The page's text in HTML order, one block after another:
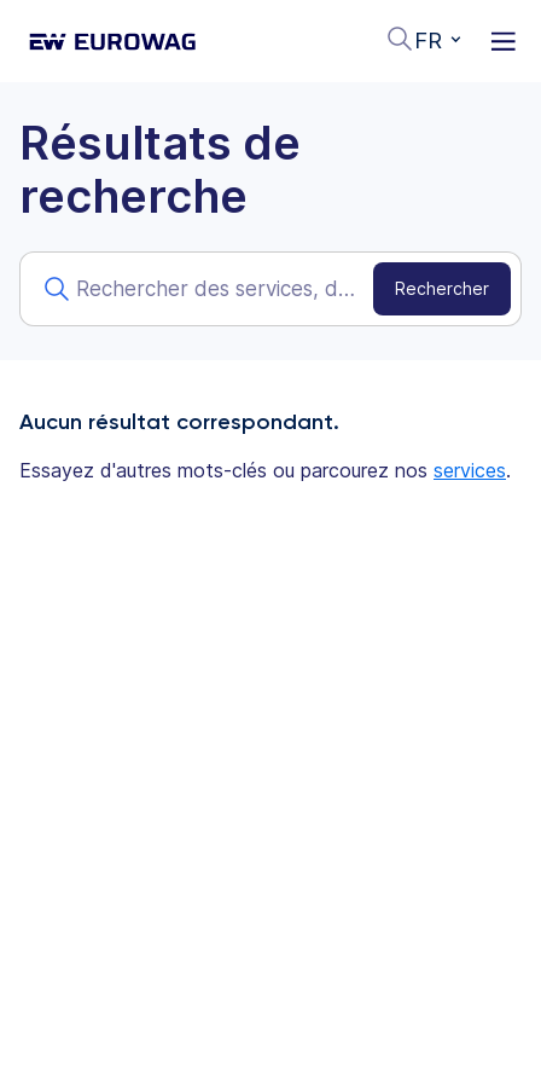
FR
Résultats de
recherche
Aucun résultat correspondant.
Essayez d'autres mots-clés ou parcourez nos services.